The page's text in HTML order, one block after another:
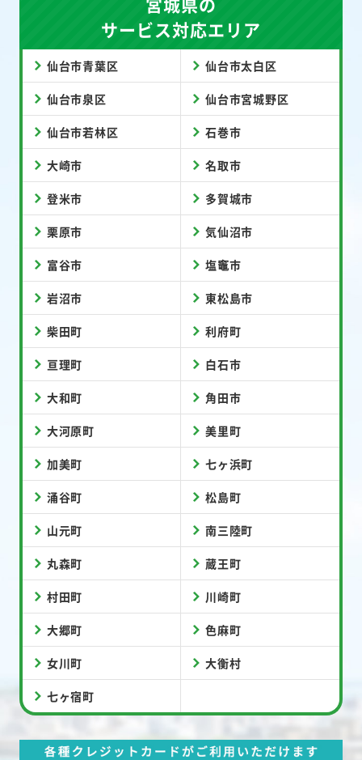
サービス対応エリア
仙台市青葉区 仙台市太白区
仙台市泉区 仙台市宮城野区
仙台市若林区 石巻市
大崎市 名取市
登米市 多賀城市
栗原市 気仙沼市
富谷市 塩竈市
岩沼市 東松島市
柴田町 利府町
亘理町 白石市
大和町 角田市
大河原町 美里町
加美町 七ヶ浜町
涌谷町 松島町
山元町 南三陸町
丸森町 蔵王町
村田町 川崎町
大郷町 色麻町
女川町 大衡村
七ヶ宿町